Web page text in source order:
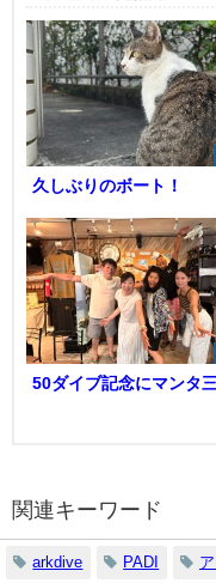
久しぶりのボート！
50ダイブ記念にマンタ
関連キーワード
arkdive PADI